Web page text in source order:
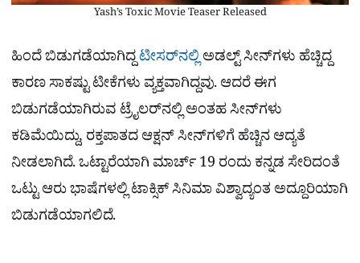
Yash’s Toxic Movie Teaser Released
ಹಿಂದೆ ಬಿಡುಗಡೆಯಾಗಿದ್ದಟೀಸರ್‌ನಲ್ಲಿಅಡಲ್ಟ್ ಸೀನ್‌ಗಳು ಹೆಚ್ಚಿದ್ದ
ಕಾರಣ ಸಾಕಷ್ಟು ಟೀಕೆಗಳು ವ್ಯಕ್ತವಾಗಿದ್ದವು. ಆದರೆ ಈಗ
ಬಿಡುಗಡೆಯಾಗಿರುವ ಟ್ರೈಲರ್‌ನಲ್ಲಿ ಅಂತಹ ಸೀನ್​ಗಳು
ಕಡಿಮೆಯಿದ್ದು, ರಕ್ತಪಾತದ ಆಕ್ಷನ್ ಸೀನ್‌ಗಳಿಗೆ ಹೆಚ್ಚಿನ ಆದ್ಯತೆ
ನೀಡಲಾಗಿದೆ. ಒಟ್ಟಾರೆಯಾಗಿ ಮಾರ್ಚ್ 19 ರಂದು ಕನ್ನಡ ಸೇರಿದಂತೆ
ಒಟ್ಟು ಆರು ಭಾಷೆಗಳಲ್ಲಿ ಟಾಕ್ಸಿಕ್ ಸಿನಿಮಾ ವಿಶ್ವಾದ್ಯಂತ ಅದ್ದೂರಿಯಾಗಿ
ಬಿಡುಗಡೆಯಾಗಲಿದೆ.